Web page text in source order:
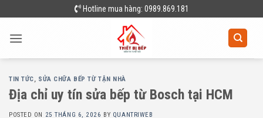
to
content
Hotline mua hàng: 0989.869.181
TIN TỨC, SỬA CHỮA BẾP TỪ TẬN NHÀ
Địa chỉ uy tín sửa bếp từ Bosch tại HCM
POSTED ON 25 THÁNG 6, 2026 BY QUANTRIWEB